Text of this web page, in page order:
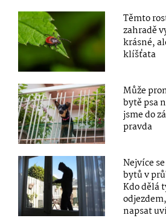
Těmto
zahradě
krásné,
klíšťata
Může
bytě psa
jsme do
pravda
Nejvíce
bytů v
Kdo dělá
napsat